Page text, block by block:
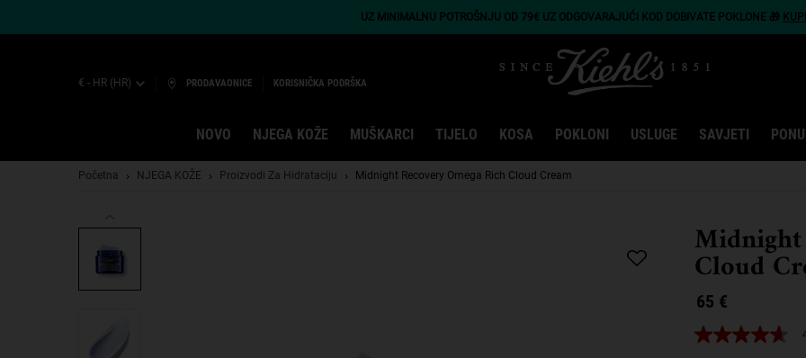
UZ MINIMALNU POTROŠNJU OD 79€ UZ ODGOVARAJUĆI KOD DOBIVATE POKLONE 🎁
€ - HR (HR) PRODAVAONICE KORISNIČKA PODRŠKA
NOVO NJEGA KOŽE MUŠKARCI TIJELO KOSA POKLONI USLUGE SAVJETI
Početna NJEGA KOŽE Proizvodi Za Hidrataciju Midnight Recovery Omega Rich Cloud Cream
Midnight
Cloud
65 €
4.7